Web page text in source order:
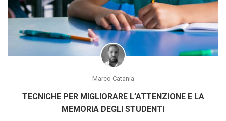
Marco Catania
TECNICHE PER MIGLIORARE L’ATTENZIONE E LA
MEMORIA DEGLI STUDENTI